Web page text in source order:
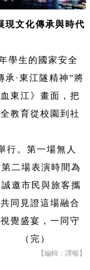
文化傳承與時代
學生的國家安全
承·東江隧精神”將
東江》畫面，把
教育從校園到社
行。第一場無人
二場表演時間為
邀市民與旅客攜
同見證這場融合
覺盛宴，一同守
（完）
【編輯：譚暢】